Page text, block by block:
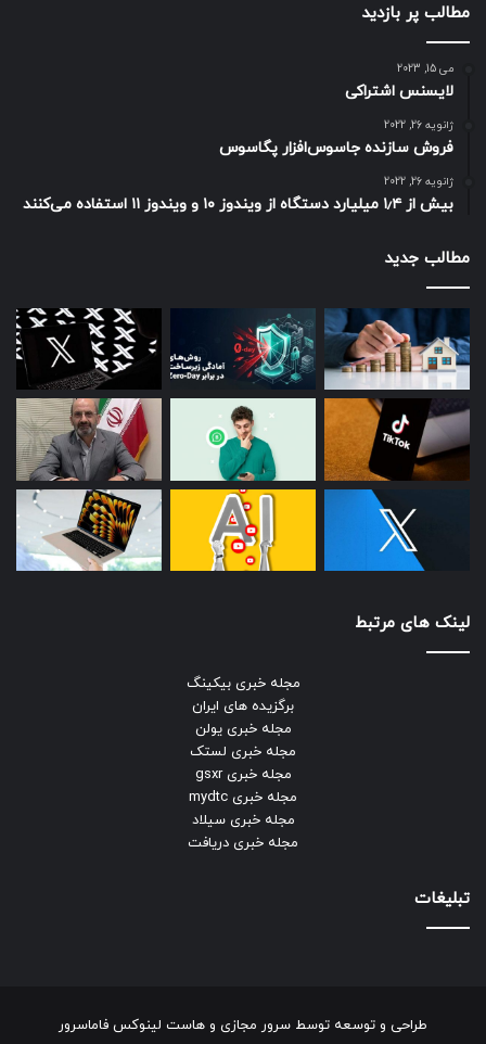
مطالب پر بازدید
می 15, 2023
لایسنس اشتراکی
ژانویه 26, 2022
فروش سازنده جاسوس‌افزار پگاسوس
ژانویه 26, 2022
بیش از ۱٫۴ میلیارد دستگاه از ویندوز ۱۰ و ویندوز ۱۱ استفاده می‌کنند
مطالب جدید
لینک های مرتبط
مجله خبری بیکینگ
برگزیده های ایران
مجله خبری یولن
مجله خبری لستک
مجله خبری gsxr
مجله خبری mydtc
مجله خبری سیلاد
مجله خبری دریافت
تبلیغات
طراحی و توسعه توسط سرور مجازی و هاست لینوکس فاماسرور